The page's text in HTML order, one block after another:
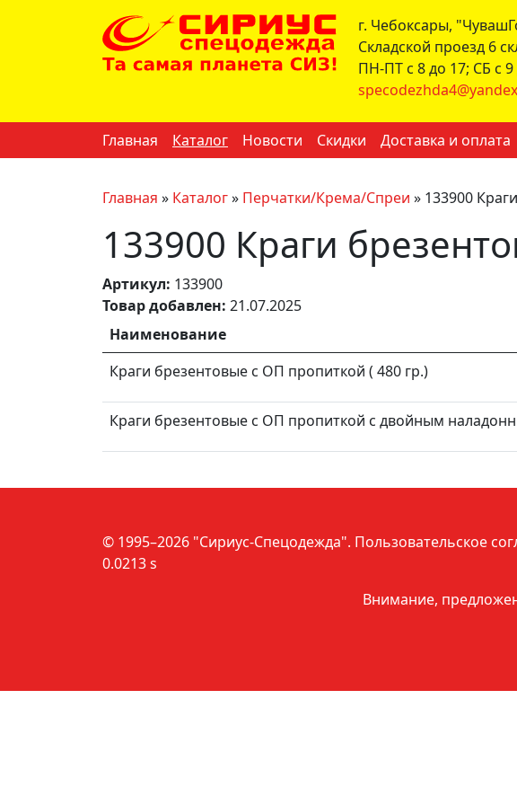
г. Чебоксары,
Складской проезд 6
ПН-ПТ с 8 до 17; СБ с 9
Главная Каталог Новости Скидки Доставка и оплата
Главная » Каталог» Перчатки/Крема/Спреи » 133900
133900 Краги
Артикул: 133900
Товар добавлен: 21.07.2025
Наименование
Краги брезентовые с ОП пропиткой ( 480 гр.)
Краги брезентовые с ОП пропиткой с двойным
© 1995–2026 "Сириус-Спецодежда". Пользовательское
0.0213 s
Внимание,